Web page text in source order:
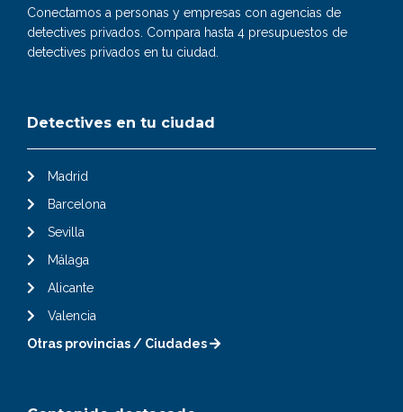
Conectamos a personas y empresas con agencias de
detectives privados. Compara hasta 4 presupuestos de
detectives privados en tu ciudad.
Detectives en tu ciudad
Madrid
Barcelona
Sevilla
Málaga
Alicante
Valencia
Otras provincias / Ciudades